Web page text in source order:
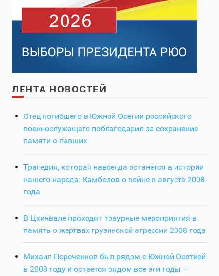
ЛЕНТА НОВОСТЕЙ
Отец погибшего в Южной Осетии российского
военнослужащего поблагодарил за сохранение
памяти о павших
Трагедия, которая навсегда останется в истории
нашего народа: Камболов о войне в августе 2008
года
В Цхинвале проходят траурные мероприятия в
память о жертвах грузинской агрессии 2008 года
Михаил Пореченков был рядом с Южной Осетией
в 2008 году и остается рядом все эти годы —